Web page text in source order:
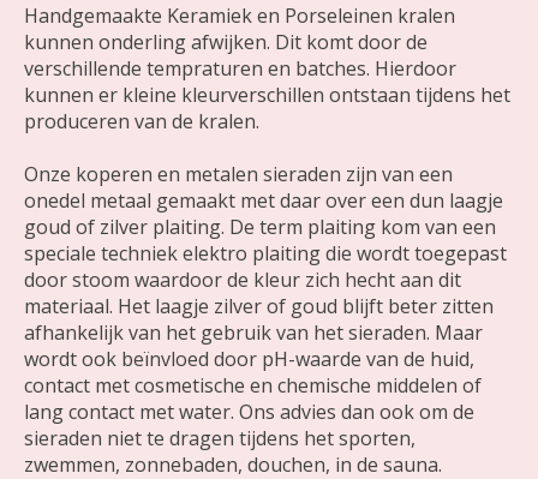
Handgemaakte Keramiek en Porseleinen kralen
kunnen onderling afwijken. Dit komt door de
verschillende tempraturen en batches. Hierdoor
kunnen er kleine kleurverschillen ontstaan tijdens het
produceren van de kralen.
Onze koperen en metalen sieraden zijn van een
onedel metaal gemaakt met daar over een dun laagje
goud of zilver plaiting. De term plaiting kom van een
speciale techniek elektro plaiting die wordt toegepast
door stoom waardoor de kleur zich hecht aan dit
materiaal. Het laagje zilver of goud blijft beter zitten
afhankelijk van het gebruik van het sieraden. Maar
wordt ook beïnvloed door pH-waarde van de huid,
contact met cosmetische en chemische middelen of
lang contact met water. Ons advies dan ook om de
sieraden niet te dragen tijdens het sporten,
zwemmen, zonnebaden, douchen, in de sauna.